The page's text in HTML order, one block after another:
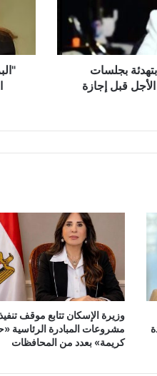
بجلسات
قبل إجازة
المالية
وزيرة الإسكان تتابع موقف
مشروعات المبادرة الرئاسية
كريمة» بعدد من المحافظات